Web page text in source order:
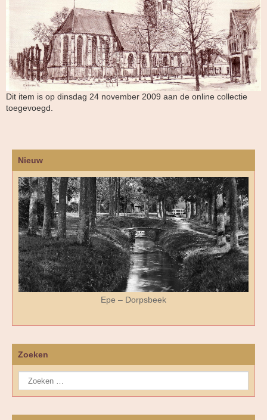
Dit item is op dinsdag 24 november 2009 aan de online collectie
toegevoegd.
Nieuw
Epe – Dorpsbeek
Zoeken